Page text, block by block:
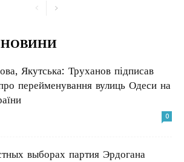
НОВИНИ
Якутська: Труханов підписав
перейменування вулиць Одеси на
0
выборах партия Эрдогана